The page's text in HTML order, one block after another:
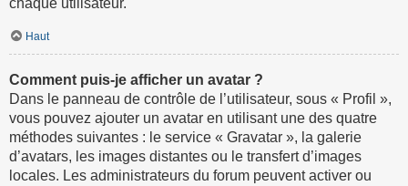
Haut
Comment puis-je afficher un avatar ?
Dans le panneau de contrôle de l’utilisateur, sous « Profil »,
vous pouvez ajouter un avatar en utilisant une des quatre
méthodes suivantes : le service « Gravatar », la galerie
d’avatars, les images distantes ou le transfert d’images
locales. Les administrateurs du forum peuvent activer ou